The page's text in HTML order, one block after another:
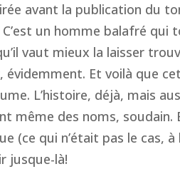
avant la publication du
C’est un homme balafré
vaut mieux la laisser
évidemment. Et voilà que
L’histoire, déjà, mais
même des noms, soudain.
(ce qui n’était pas le cas,
jusque-là!